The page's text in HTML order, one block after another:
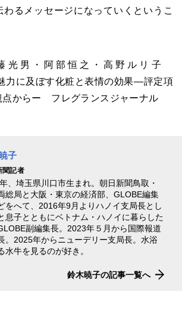
るメッセージになっていくというこ
光男・阿部恒之・高野ルリ子
力に及ぼす化粧と表情の効果―評定項
点からー フレグランスジャーナル
子
聞記者
、埼玉県川口市生まれ。朝日新聞鳥取・
総局と大阪・東京の経済部、GLOBE編集
をへて、2016年9月よりハノイ支局長とし
息子とともにベトナム・ハノイに暮らした
副編集長。2023年５月から国際報道
。2025年からニューデリー支局長。水浴
水牛を見るのが好き。
鈴木暁子の記事一覧へ